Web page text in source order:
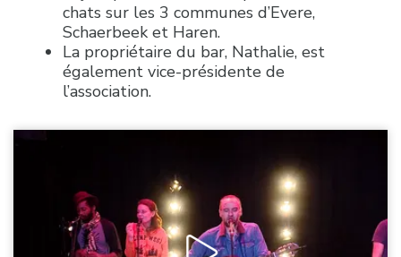
chats sur les 3 communes d’Evere,
Schaerbeek et Haren.
La propriétaire du bar, Nathalie, est
également vice-présidente de
l’association.